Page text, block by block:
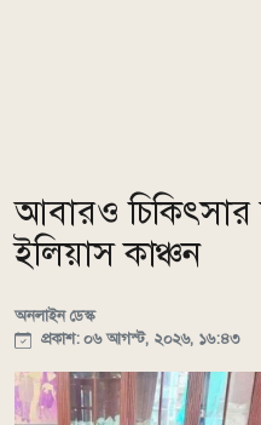
আবারও চিকিৎসার
ইলিয়াস কাঞ্চন
অনলাইন ডেস্ক
প্রকাশ: ০৬ আগস্ট, ২০২৬, ১৬:৪৩